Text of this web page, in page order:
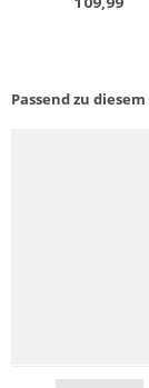
Passend zu